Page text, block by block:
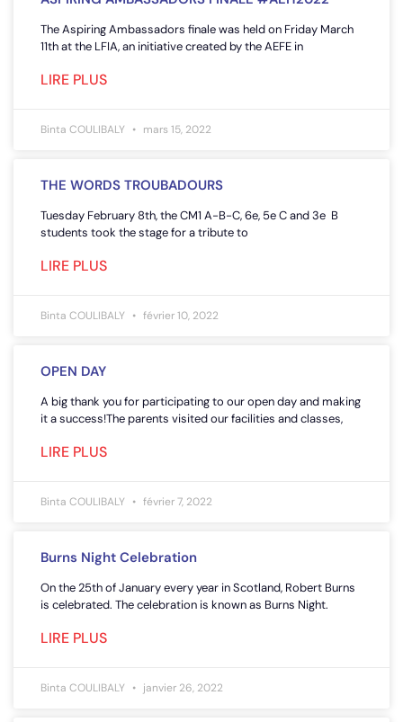
The Aspiring Ambassadors finale was held on Friday March
11th at the LFIA, an initiative created by the AEFE in
LIRE PLUS
Binta COULIBALY mars 15, 2022
THE WORDS TROUBADOURS
Tuesday February 8th, the CM1 A-B-C, 6e, 5e C and 3e B
students took the stage for a tribute to
LIRE PLUS
Binta COULIBALY février 10, 2022
OPEN DAY
A big thank you for participating to our open day and making
it a success!The parents visited our facilities and classes,
LIRE PLUS
Binta COULIBALY février 7, 2022
Burns Night Celebration
On the 25th of January every year in Scotland, Robert Burns
is celebrated. The celebration is known as Burns Night.
LIRE PLUS
Binta COULIBALY janvier 26, 2022